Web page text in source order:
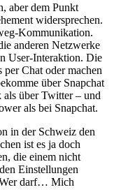
aber dem Punkt
widersprechen.
Kommunikation.
anderen Netzwerke
User-Interaktion. Die
per Chat oder machen
über Snapchat
als über Twitter – und
als bei Snapchat.
in der Schweiz den
ist es ja doch
die einem nicht
Einstellungen
darf… Mich